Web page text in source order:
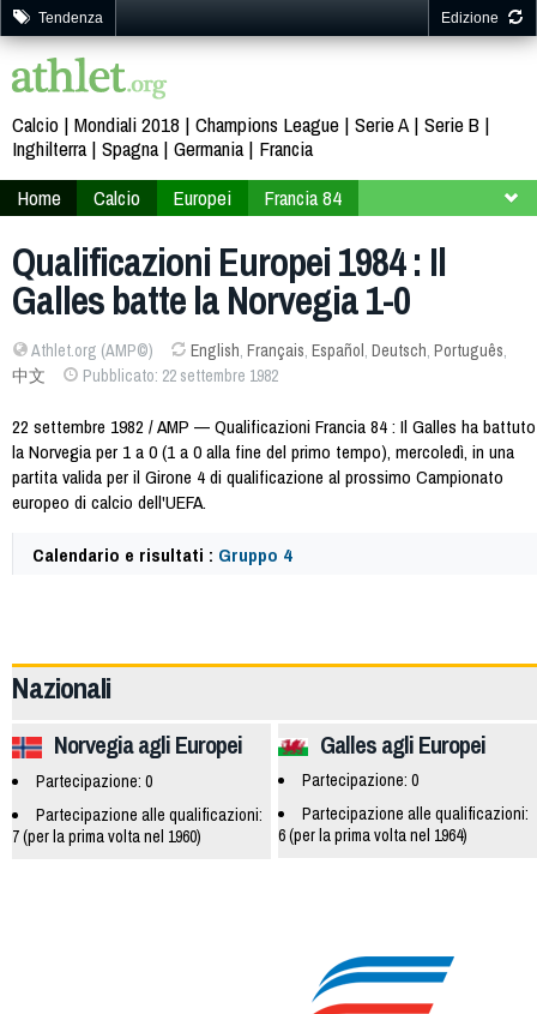
Tendenza Edizione
Calcio Mondiali 2018 Champions League Serie A Serie B
Inghilterra Spagna Germania
Francia
Home
Calcio Europei
Francia 84
Qualificazioni Europei 1984 : Il
Galles batte la Norvegia 1-0
Athlet.org (AMP©) English, Français, Español, Deutsch, Português,
中文
Pubblicato: 22 settembre 1982
22 settembre 1982 / AMP — Qualificazioni Francia 84 : Il Galles ha battuto
la Norvegia per 1 a 0 (1 a 0 alla fine del primo tempo), mercoledì, in una
partita valida per il Girone 4 di qualificazione al prossimo Campionato
europeo di calcio dell'UEFA.
Calendario e risultati : Gruppo 4
Nazionali
Galles agli Europei
Partecipazione: 0
Partecipazione alle qualificazioni:
6 (per la prima volta nel 1964)
Norvegia agli Europei
Partecipazione: 0
Partecipazione alle qualificazioni:
7 (per la prima volta nel 1960)